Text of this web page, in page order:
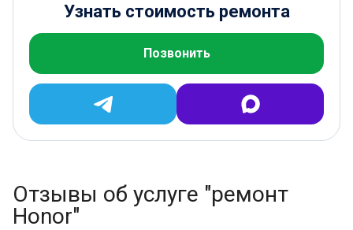
Узнать стоимость ремонта
Позвонить
Отзывы об услуге "ремонт
Honor"